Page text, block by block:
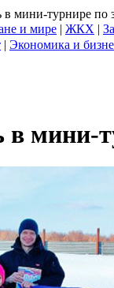
мини-турнире по
и мире | ЖКХ |
| Экономика и
мини-